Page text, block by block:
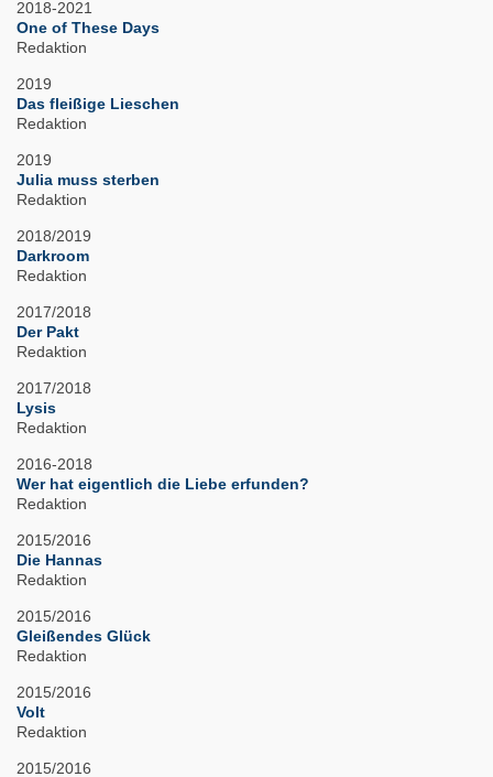
2018-2021
One of These Days
Redaktion
2019
Das fleißige Lieschen
Redaktion
2019
Julia muss sterben
Redaktion
2018/2019
Darkroom
Redaktion
2017/2018
Der Pakt
Redaktion
2017/2018
Lysis
Redaktion
2016-2018
Wer hat eigentlich die Liebe erfunden?
Redaktion
2015/2016
Die Hannas
Redaktion
2015/2016
Gleißendes Glück
Redaktion
2015/2016
Volt
Redaktion
2015/2016